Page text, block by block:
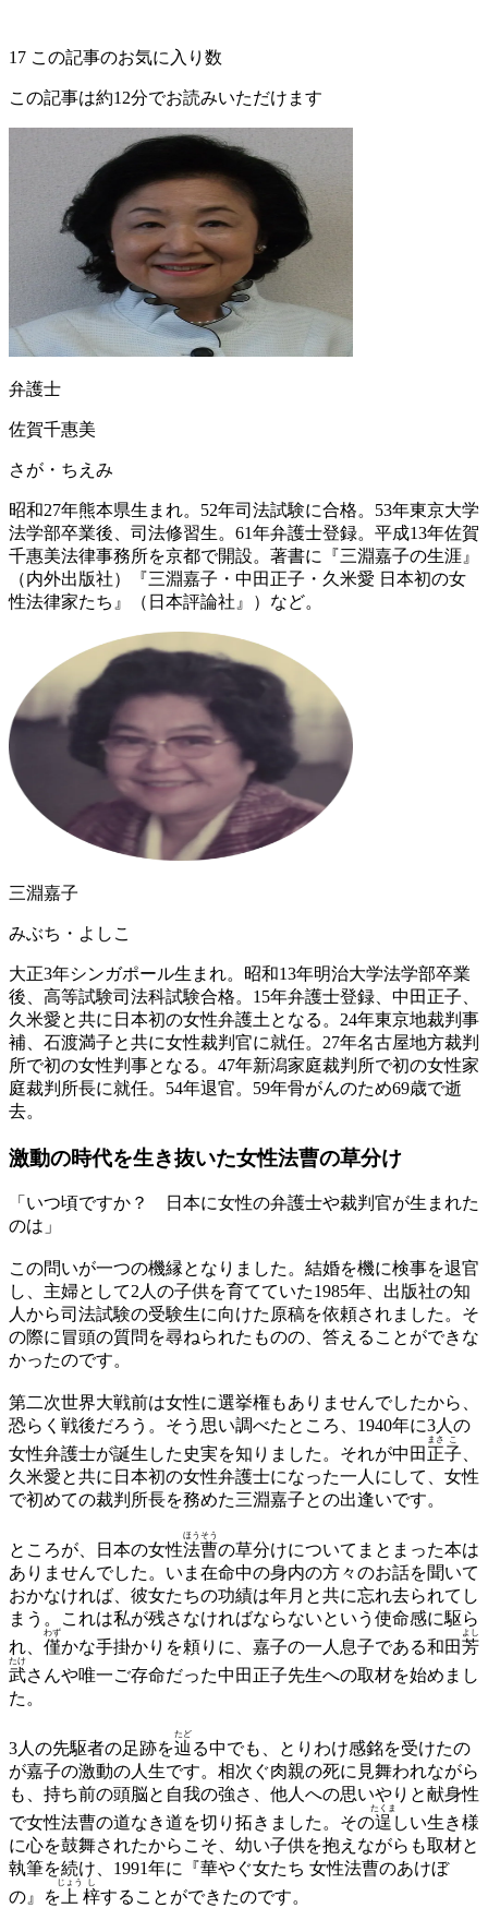
17 この記事のお気に入り数
この記事は約12分でお読みいただけます
弁護士
佐賀千惠美
さが・ちえみ
昭和27年熊本県生まれ。52年司法試験に合格。53年東京大学
法学部卒業後、司法修習生。61年弁護士登録。平成13年佐賀
千惠美法律事務所を京都で開設。著書に『三淵嘉子の生涯』
（内外出版社）『三淵嘉子・中田正子・久米愛 日本初の女
性法律家たち』（日本評論社』）など。
三淵嘉子
みぶち・よしこ
大正3年シンガポール生まれ。昭和13年明治大学法学部卒業
後、高等試験司法科試験合格。15年弁護士登録、中田正子、
久米愛と共に日本初の女性弁護土となる。24年東京地裁判事
補、石渡満子と共に女性裁判官に就任。27年名古屋地方裁判
所で初の女性判事となる。47年新潟家庭裁判所で初の女性家
庭裁判所長に就任。54年退官。59年骨がんのため69歳で逝
去。
激動の時代を生き抜いた女性法曹の草分け
「いつ頃ですか？ 日本に女性の弁護士や裁判官が生まれた
のは」
この問いが一つの機縁となりました。結婚を機に検事を退官
し、主婦として2人の子供を育てていた1985年、出版社の知
人から司法試験の受験生に向けた原稿を依頼されました。そ
の際に冒頭の質問を尋ねられたものの、答えることができな
かったのです。
第二次世界大戦前は女性に選挙権もありませんでしたから、
恐らく戦後だろう。そう思い調べたところ、1940年に3人の
女性弁護士が誕生した史実を知りました。それが中田 正
まさ
子
こ
久米愛と共に日本初の女性弁護士になった一人にして、女性
で初めての裁判所長を務めた三淵嘉子との出逢いです。
ところが、日本の女性法
ほう
曹
そう
の草分けについてまとまった本は
ありませんでした。いま在命中の身内の方々のお話を聞いて
おかなければ、彼女たちの功績は年月と共に忘れ去られてし
まう。これは私が残さなければならないという使命感に駆ら
れ、 僅
わず
かな手掛かりを頼りに、嘉子の一人息子である和田芳
よし
武
たけ
さんや唯一ご存命だった中田正子先生への取材を始めまし
た。
3人の先駆者の足跡を辿
たど
る中でも、とりわけ感銘を受けたの
が嘉子の激動の人生です。相次ぐ肉親の死に見舞われながら
も、持ち前の頭脳と自我の強さ、他人への思いやりと献身性
で女性法曹の道なき道を切り拓きました。その逞
たくま
しい生き様
に心を鼓舞されたからこそ、幼い子供を抱えながらも取材と
執筆を続け、1991年に『華やぐ女たち 女性法曹のあけぼ
の』を 上
じょう
梓
し
することができたのです。